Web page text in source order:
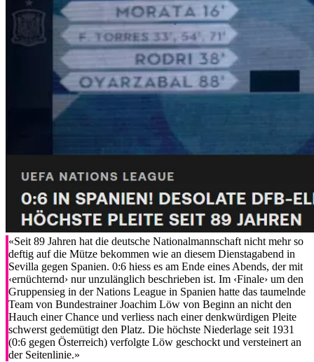
«Seit 89 Jahren hat die deutsche Nationalmannschaft nicht mehr so
deftig auf die Mütze bekommen wie an diesem Dienstagabend in
Sevilla gegen Spanien. 0:6 hiess es am Ende eines Abends, der mit
‹ernüchternd› nur unzulänglich beschrieben ist. Im ‹Finale› um den
Gruppensieg in der Nations League in Spanien hatte das taumelnde
Team von Bundestrainer Joachim Löw von Beginn an nicht den
Hauch einer Chance und verliess nach einer denkwürdigen Pleite
schwerst gedemütigt den Platz. Die höchste Niederlage seit 1931
(0:6 gegen Österreich) verfolgte Löw geschockt und versteinert an
der Seitenlinie.»